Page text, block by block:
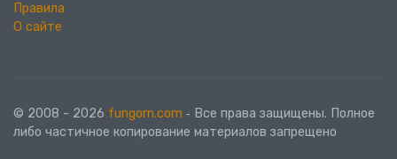
Правила
О сайте
© 2008 - 2026 fungorn.com ‐ Все права защищены. Полное
либо частичное копирование материалов запрещено